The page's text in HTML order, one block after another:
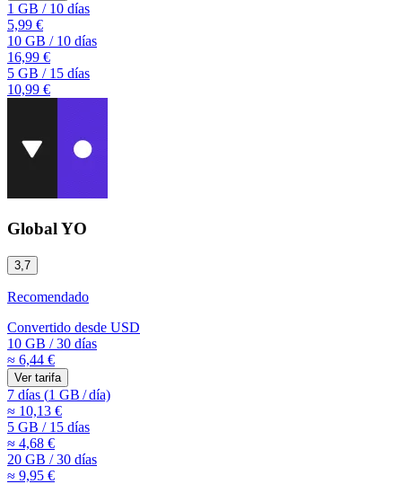
1 GB /10 días
5,99 €
10 GB /10 días
16,99 €
5 GB /15 días
10,99 €
Global YO
3,7
Recomendado
Convertido desde USD
10 GB /30 días
≈ 6,44 €
Ver tarifa
7 días (1 GB /día)
≈ 10,13 €
5 GB /15 días
≈ 4,68 €
20 GB /30 días
≈ 9,95 €